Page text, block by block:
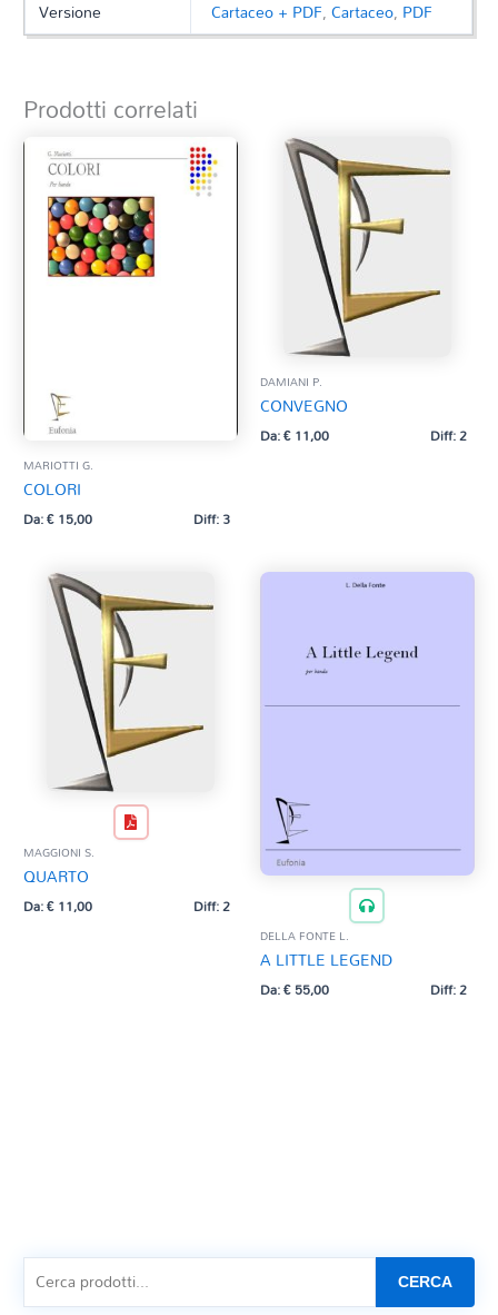
Versione Cartaceo + PDF,Cartaceo, PDF
Prodotti correlati
MARIOTTI G.
COLORI
Da:€15,00 Diff: 3
DAMIANI P.
CONVEGNO
Da:€11,00 Diff: 2
MAGGIONI S.
QUARTO
Da:€11,00 Diff: 2
DELLA FONTE L.
A LITTLE LEGEND
Da:€55,00 Diff: 2
CERCA